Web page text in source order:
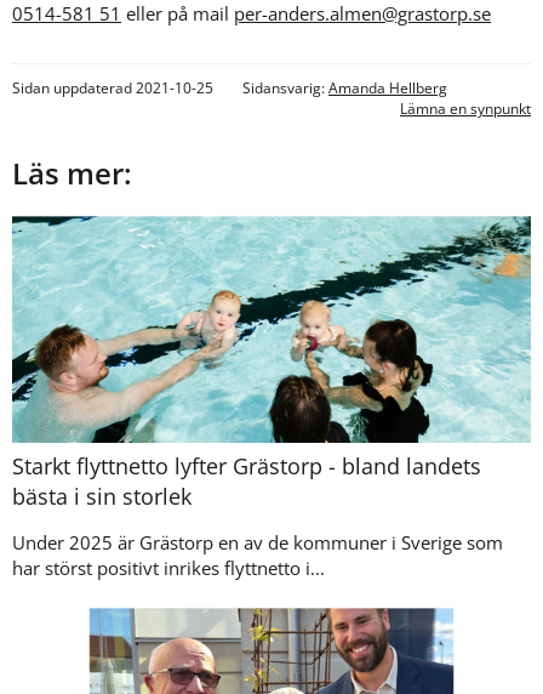
0514-581 51 eller på mail per-anders.almen@grastorp.se
Sidan uppdaterad 2021-10-25 Sidansvarig:Amanda Hellberg
Lämna en synpunkt
Läs mer:
Starkt flyttnetto lyfter Grästorp - bland landets
bästa i sin storlek
Under 2025 är Grästorp en av de kommuner i Sverige som
har störst positivt inrikes flyttnetto i...